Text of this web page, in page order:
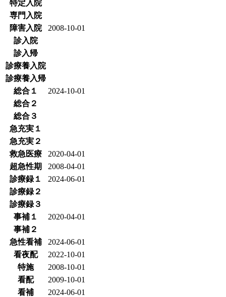
特定入院
専門入院
障害入院
2008-10-01
診入院
診入帰
診療養入院
診療養入帰
総合１
2024-10-01
総合２
総合３
急充実１
急充実２
救急医療
2020-04-01
超急性期
2008-04-01
診療録１
2024-06-01
診療録２
診療録３
事補１
2020-04-01
事補２
急性看補
2024-06-01
看夜配
2022-10-01
特施
2008-10-01
看配
2009-10-01
看補
2024-06-01